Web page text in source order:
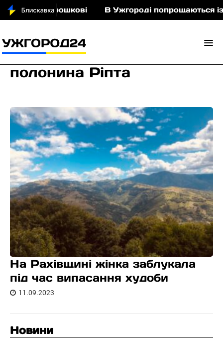
у Порошкові В Ужгороді попрощаються із
полонина Ріпта
На Рахівщині жінка заблукала
під час випасання худоби
11.09.2023
Новини